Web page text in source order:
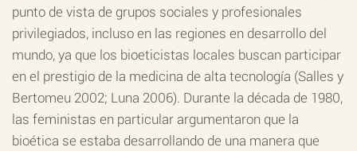
punto de vista de grupos sociales y profesionales
privilegiados, incluso en las regiones en desarrollo del
mundo, ya que los bioeticistas locales buscan participar
en el prestigio de la medicina de alta tecnología (Salles y
Bertomeu 2002; Luna 2006). Durante la década de 1980,
las feministas en particular argumentaron que la
bioética se estaba desarrollando de una manera que